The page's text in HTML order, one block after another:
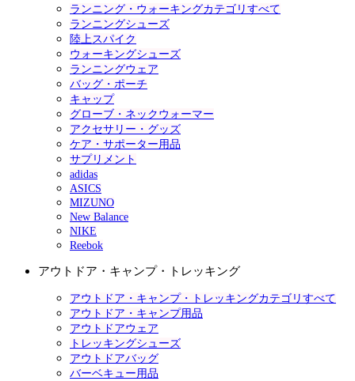
ランニング・ウォーキングカテゴリすべて
ランニングシューズ
陸上スパイク
ウォーキングシューズ
ランニングウェア
バッグ・ポーチ
キャップ
グローブ・ネックウォーマー
アクセサリー・グッズ
ケア・サポーター用品
サプリメント
adidas
ASICS
MIZUNO
New Balance
NIKE
Reebok
アウトドア・キャンプ・トレッキング
アウトドア・キャンプ・トレッキングカテゴリすべて
アウトドア・キャンプ用品
アウトドアウェア
トレッキングシューズ
アウトドアバッグ
バーベキュー用品